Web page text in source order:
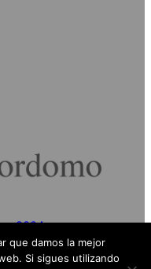
2024
que damos la mejor
Si sigues utilizando